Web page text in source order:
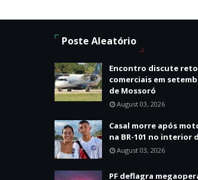
Poste Aleatório
Encontro discute
comerciais em
de Mossoró
August 03, 2026
Casal morre após
na BR-101 no interior
August 03, 2026
PF deflagra